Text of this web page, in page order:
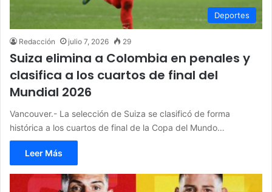
Deportes
Redacción julio 7, 2026 29
Suiza elimina a Colombia en penales y
clasifica a los cuartos de final del
Mundial 2026
Vancouver.- La selección de Suiza se clasificó de forma
histórica a los cuartos de final de la Copa del Mundo…
Leer Más